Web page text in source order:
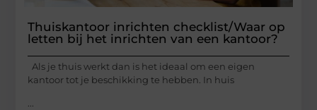
Thuiskantoor inrichten checklist/Waar op
letten bij het inrichten van een kantoor?
Als je thuis werkt dan is het ideaal om een eigen
kantoor tot je beschikking te hebben. In huis
...